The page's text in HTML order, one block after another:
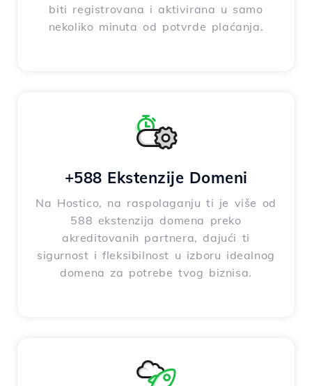
biti registrovana i aktivirana u samo
nekoliko minuta od potvrde plaćanja.
+588 Ekstenzije Domeni
Na Hostico, na raspolaganju ti je više od
588 ekstenzija domena preko
akreditovanih partnera, dajući ti
sigurnost i fleksibilnost u izboru idealnog
domena za potrebe tvog biznisa.